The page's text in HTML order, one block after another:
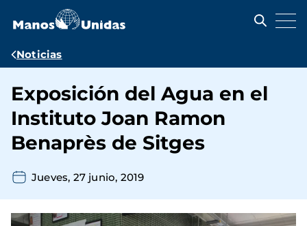
contenido
Ruta
navegación
Noticias
Exposición del Agua en el
Instituto Joan Ramon
Benaprès de Sitges
Jueves, 27 junio, 2019